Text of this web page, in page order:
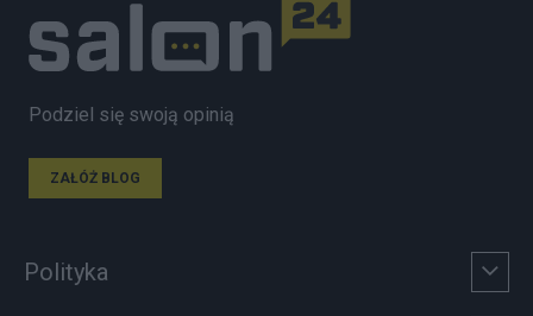
Podziel się swoją opinią
ZAŁÓŻ BLOG
Polityka